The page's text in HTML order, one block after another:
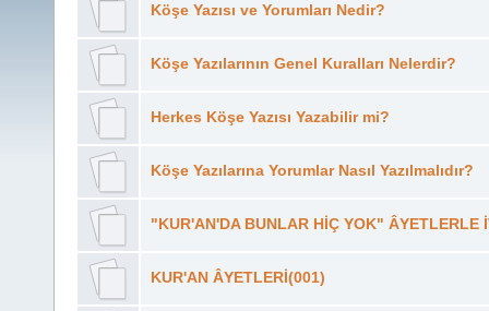
Köşe Yazısı ve Yorumları Nedir?
Köşe Yazılarının Genel Kuralları Nelerdir?
Herkes Köşe Yazısı Yazabilir mi?
Köşe Yazılarına Yorumlar Nasıl Yazılmalıdır?
"KUR'AN'DA BUNLAR HİÇ YOK" ÂYETLERLE
KUR'AN ÂYETLERİ(001)